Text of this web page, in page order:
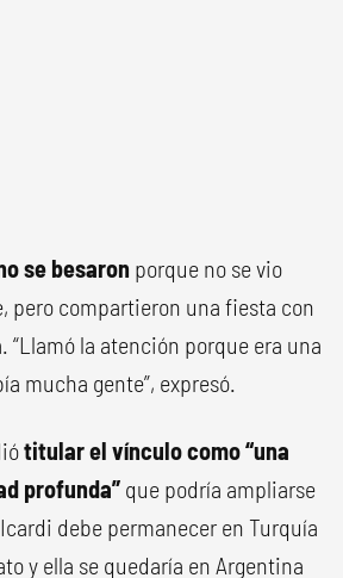
se besaron porque no se vio
pero compartieron una fiesta con
“Llamó la atención porque era una
mucha gente”, expresó.
titular el vínculo como “una
profunda” que podría ampliarse
debe permanecer en Turquía
y ella se quedaría en Argentina